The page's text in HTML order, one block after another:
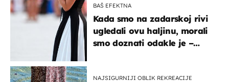
BAŠ EFEKTNA
Kada smo na zadarskoj rivi
ugledali ovu haljinu, morali
smo doznati odakle je –
NAJSIGURNIJI OBLIK REKREACIJE